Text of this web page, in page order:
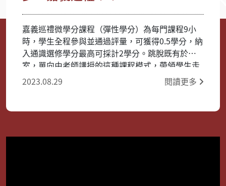
嘉義巡禮微學分課程（彈性學分）為每門課程9小
時，學生全程參與並通過評量，可獲得0.5學分，納
入通識選修學分最高可採計2學分。跳脫既有於教
室，單向由老師講授的這種課程模式，帶領學生走
到真實的場域裡，進行跨領域的學習，瞭解當地的
歷史文化，也結合了部分的科技，隨著各項產業的
開拓與人才培養是人力資本養成的趨勢。 創新多元
習的歷程。 跟著嘉大腳步．嘉義巡禮 Discovering
2023.08.29 閱讀更多